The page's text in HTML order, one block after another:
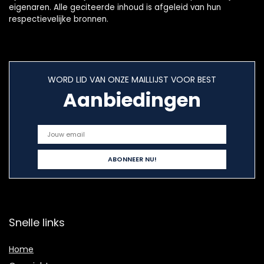
eigenaren. Alle geciteerde inhoud is afgeleid van hun
respectievelijke bronnen.
WORD LID VAN ONZE MAILLIJST VOOR BEST
Aanbiedingen
Snelle links
Home